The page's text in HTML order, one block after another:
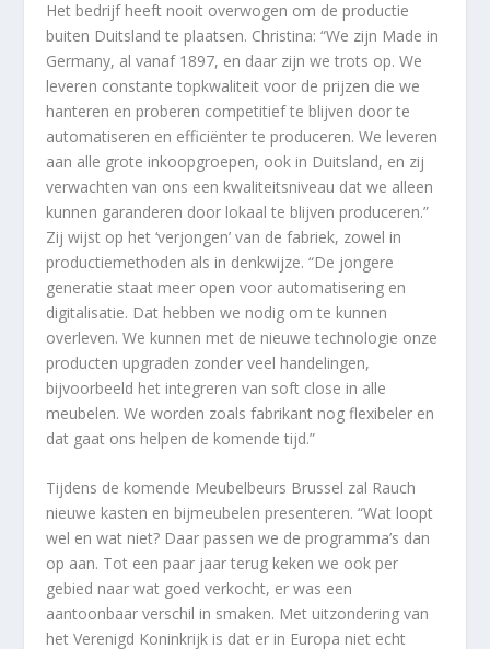
Het bedrijf heeft nooit overwogen om de productie
buiten Duitsland te plaatsen. Christina: “We zijn Made in
Germany, al vanaf 1897, en daar zijn we trots op. We
leveren constante topkwaliteit voor de prijzen die we
hanteren en proberen competitief te blijven door te
automatiseren en efficiënter te produceren. We leveren
aan alle grote inkoopgroepen, ook in Duitsland, en zij
verwachten van ons een kwaliteitsniveau dat we alleen
kunnen garanderen door lokaal te blijven produceren.”
Zij wijst op het ‘verjongen’ van de fabriek, zowel in
productiemethoden als in denkwijze. “De jongere
generatie staat meer open voor automatisering en
digitalisatie. Dat hebben we nodig om te kunnen
overleven. We kunnen met de nieuwe technologie onze
producten upgraden zonder veel handelingen,
bijvoorbeeld het integreren van soft close in alle
meubelen. We worden zoals fabrikant nog flexibeler en
dat gaat ons helpen de komende tijd.”
Tijdens de komende Meubelbeurs Brussel zal Rauch
nieuwe kasten en bijmeubelen presenteren. “Wat loopt
wel en wat niet? Daar passen we de programma’s dan
op aan. Tot een paar jaar terug keken we ook per
gebied naar wat goed verkocht, er was een
aantoonbaar verschil in smaken. Met uitzondering van
het Verenigd Koninkrijk is dat er in Europa niet echt